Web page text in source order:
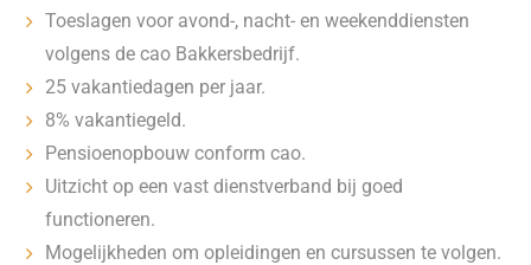
Toeslagen voor avond-, nacht- en weekenddiensten
volgens de cao Bakkersbedrijf.
25 vakantiedagen per jaar.
8% vakantiegeld.
Pensioenopbouw conform cao.
Uitzicht op een vast dienstverband bij goed
functioneren.
Mogelijkheden om opleidingen en cursussen te volgen.